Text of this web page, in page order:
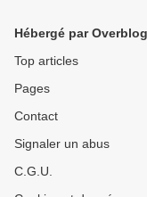
Hébergé par Overblog
Top articles
Pages
Contact
Signaler un abus
C.G.U.